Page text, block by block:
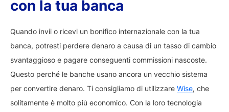
con la tua banca
Quando invii o ricevi un bonifico internazionale con la tua
banca, potresti perdere denaro a causa di un tasso di cambio
svantaggioso e pagare conseguenti commissioni nascoste.
Questo perché le banche usano ancora un vecchio sistema
per convertire denaro. Ti consigliamo di utilizzare Wise, che
solitamente è molto più economico. Con la loro tecnologia